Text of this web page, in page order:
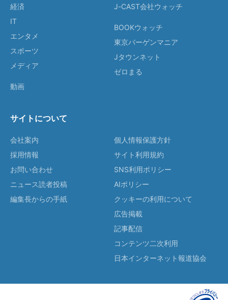
経済
IT
エンタメ
スポーツ
メディア
動画
J-CAST会社ウォッチ
BOOKウォッチ
東京バーゲンマニア
Jタウンネット
ゼロまる
サイトについて
会社案内
採用情報
お問い合わせ
ニュース読者投稿
編集長からの手紙
個人情報保護方針
サイト利用規約
SNS利用ポリシー
AIポリシー
クッキーの利用について
広告掲載
記事配信
コンテンツ二次利用
日本インターネット報道協会